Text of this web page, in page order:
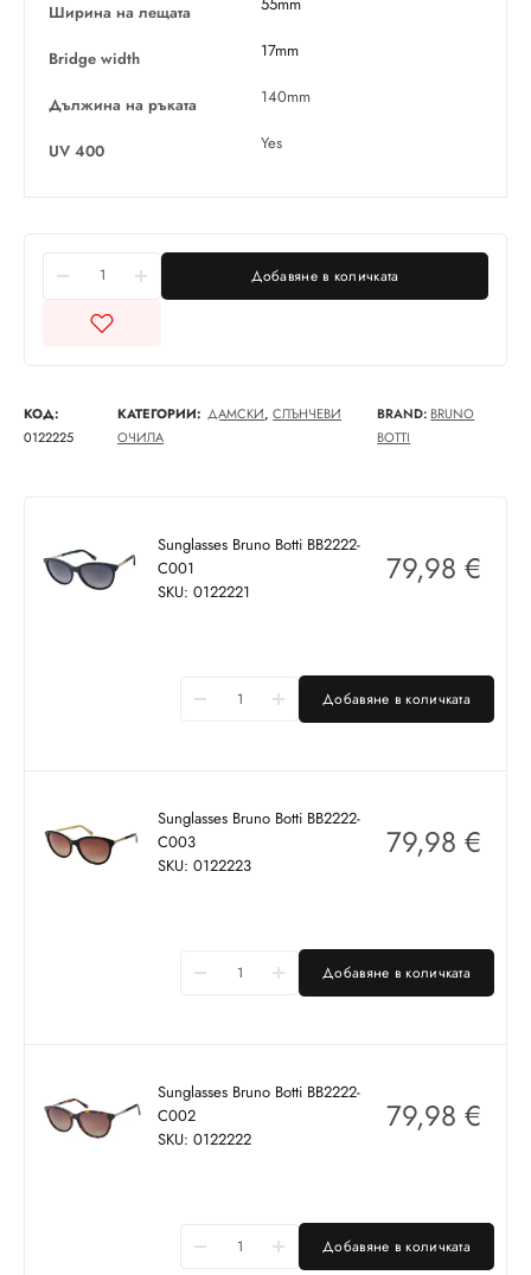
Ширина на лещата 55mm
Bridge width 17mm
Дължина на ръката 140mm
UV 400 Yes
Добавяне в количката
КОД:
0122225
КАТЕГОРИИ: ДАМСКИ,СЛЪНЧЕВИ
ОЧИЛА
BRAND: BRUNO
BOTTI
Sunglasses Bruno Botti BB2222-
C001
SKU: 0122221
79,98 €
Добавяне в количката
Sunglasses Bruno Botti BB2222-
C003
SKU: 0122223
79,98 €
Добавяне в количката
Sunglasses Bruno Botti BB2222-
C002
SKU: 0122222
79,98 €
Добавяне в количката